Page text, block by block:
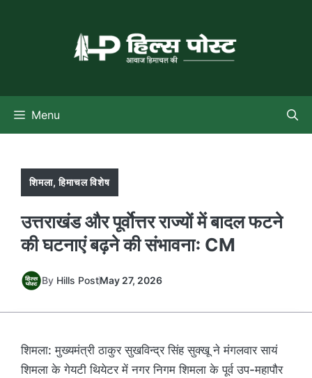
Menu
शिमला,हिमाचल विशेष
उत्तराखंड और पूर्वाेत्तर राज्यों में बादल फटने
की घटनाएं बढ़ने की संभावनाः CM
By Hills PostMay 27, 2026
शिमला: मुख्यमंत्री ठाकुर सुखविन्द्र सिंह सुक्खू ने मंगलवार सायं
शिमला के गेयटी थियेटर में नगर निगम शिमला के पूर्व उप-महापौर